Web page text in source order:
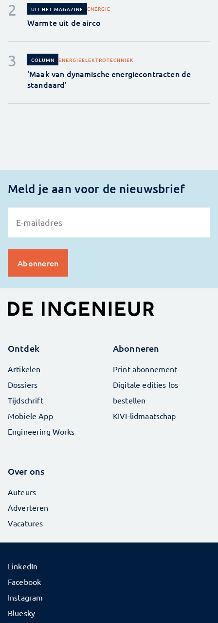
UIT HET MAGAZINE ENERGIE
Warmte uit de airco
COLUMN ENERGIEELEKTROTECHNIEK
'Maak van dynamische energiecontracten de
standaard'
Meld je aan voor de nieuwsbrief
Ontdek
Artikelen
Dossiers
Tijdschrift
Mobiele App
Engineering Works
Abonneren
Print abonnement
Digitale edities los
bestellen
KIVI-lidmaatschap
Over ons
Auteurs
Adverteren
Vacatures
LinkedIn
Facebook
Instagram
Bluesky